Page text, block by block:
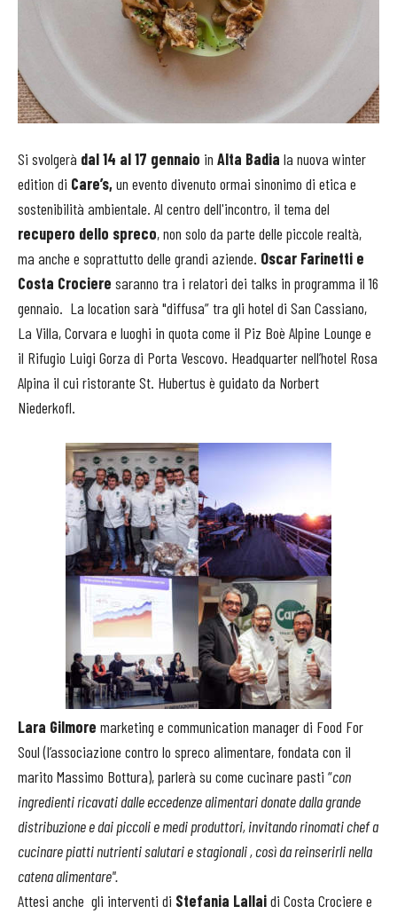
Si svolgerà dal 14 al 17 gennaio in Alta Badia la nuova winter
edition di Care’s,un evento divenuto ormai sinonimo di etica e
sostenibilità ambientale. Al centro dell'incontro, il tema del
recupero dello spreco, non solo da parte delle piccole realtà,
ma anche e soprattutto delle grandi aziende. Oscar Farinetti e
Costa Crociere saranno tra i relatori dei talks in programma il 16
gennaio. La location sarà "diffusa” tra gli hotel di San Cassiano,
La Villa, Corvara e luoghi in quota come il Piz Boè Alpine Lounge e
il Rifugio Luigi Gorza di Porta Vescovo. Headquarter nell’hotel Rosa
Alpina il cui ristorante St. Hubertus è guidato da Norbert
Niederkofl.
Lara Gilmore marketing e communication manager di Food For
Soul (l’associazione contro lo spreco alimentare, fondata con il
marito Massimo Bottura), parlerà su come cucinare pasti “con
ingredienti ricavati dalle eccedenze alimentari donate dalla grande
distribuzione e dai piccoli e medi produttori, invitando rinomati chef a
cucinare piatti nutrienti salutari e stagionali , così da reinserirli nella
catena alimentare".
Attesi anche gli interventi di Stefania Lallaidi Costa Crociere e